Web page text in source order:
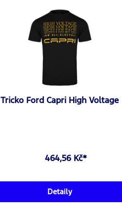
Tricko Ford Capri High Voltage
464,56 Kč*
Detaily